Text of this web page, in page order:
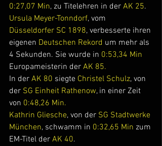
0:27,07 Min, zu Titelehren in der AK 25.
Ursula Meyer-Tonndorf, vom
Düsseldorfer SC 1898, verbesserte ihren
eigenen Deutschen Rekord um mehr als
4 Sekunden. Sie wurde in 0:53,34 Min
Europameisterin der AK 85.
In der AK 80 siegte Christel Schulz, von
der SG Einheit Rathenow, in einer Zeit
von 0:48,26 Min.
Kathrin Gliesche, von der SG Stadtwerke
München, schwamm in 0:32,65 Min zum
EM-Titel der AK 40.